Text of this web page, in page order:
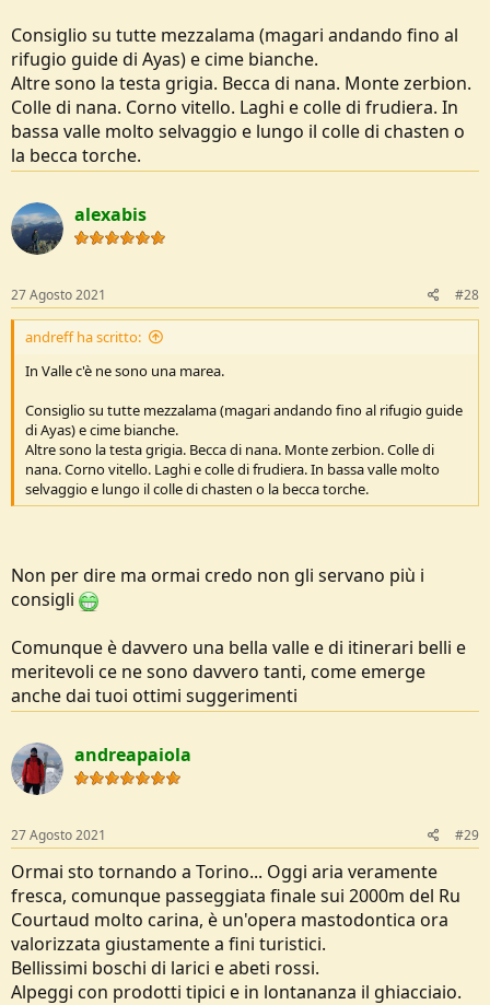
Consiglio su tutte mezzalama (magari andando fino al
rifugio guide di Ayas) e cime bianche.
Altre sono la testa grigia. Becca di nana. Monte zerbion.
Colle di nana. Corno vitello. Laghi e colle di frudiera. In
bassa valle molto selvaggio e lungo il colle di chasten o
la becca torche.
alexabis
27 Agosto 2021 #28
andreff ha scritto:
In Valle c'è ne sono una marea.
Consiglio su tutte mezzalama (magari andando fino al rifugio guide
di Ayas) e cime bianche.
Altre sono la testa grigia. Becca di nana. Monte zerbion. Colle di
nana. Corno vitello. Laghi e colle di frudiera. In bassa valle molto
selvaggio e lungo il colle di chasten o la becca torche.
Non per dire ma ormai credo non gli servano più i
consigli
Comunque è davvero una bella valle e di itinerari belli e
meritevoli ce ne sono davvero tanti, come emerge
anche dai tuoi ottimi suggerimenti
andreapaiola
27 Agosto 2021 #29
Ormai sto tornando a Torino... Oggi aria veramente
fresca, comunque passeggiata finale sui 2000m del Ru
Courtaud molto carina, è un'opera mastodontica ora
valorizzata giustamente a fini turistici.
Bellissimi boschi di larici e abeti rossi.
Alpeggi con prodotti tipici e in lontananza il ghiacciaio.